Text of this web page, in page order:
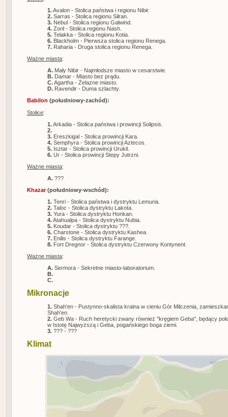
1.Avalon - Stolica państwa i regionu Nibir.
2. Sarras - Stolica regionu Silran.
3. Nebul - Stolica regionu Galwind.
4. Zoril - Stolica regionu Nash.
5. Telakka - Stolica regionu Kotia.
6. Blackholm - Pierwsza stolica regionu Renega.
7. Raharia - Druga stolica regionu Renega.
Ważne miasta:
A. Mały Nibir - Najmłodsze miasto w cesarstwie.
B. Damar - Miasto bez prądu.
C.Agartha - Żelazne miasto.
D. Ravendir - Duma szlachty.
Babilon (południowy-zachód):
Stolice:
1.Arkadia - Stolica państwa i prowincji Solipsis.
2.
3. Ereszkigal - Stolica prowincji Kara.
4. Semphyra - Stolica prowincji Aztecos.
5. Isztar - Stolica prowincji Urukil.
6. Ur - Stolica prowincji Stepy Jutrzni.
Ważne miasta:
A. ???
Khazar(południowy-wschód):
1. Tenri - Stolica państwa i dystryktu Lemuria.
2. Taloc - Stolica dystryktu Lakota.
3. Yura - Stolica dystryktu Honkan.
4.Atahualpa - Stolica dystryktu Nubia.
5. Koudar - Stolica dystryktu ???.
6. Charstone - Stolica dystryktu Kashea.
7. Enilis - Stolica dystryktu Farange.
8. Fort Dregnor - Stolica dystryktu Czerwony Kontynent.
Ważne miasta:
A. Sermora - Sekretne miasto-laboratorium.
B.
C.
Mikronacje
1. Shah'en - Pustynno-skalista kraina w cieniu Gór Milczenia,
Shah'en.
2. Geb Wa - Ruch heretycki zwany również "kręgiem Geba", będący
w Istotę Najwyższą i Geba, pogańskiego boga ziemi.
3. ??? - ???
Klimat